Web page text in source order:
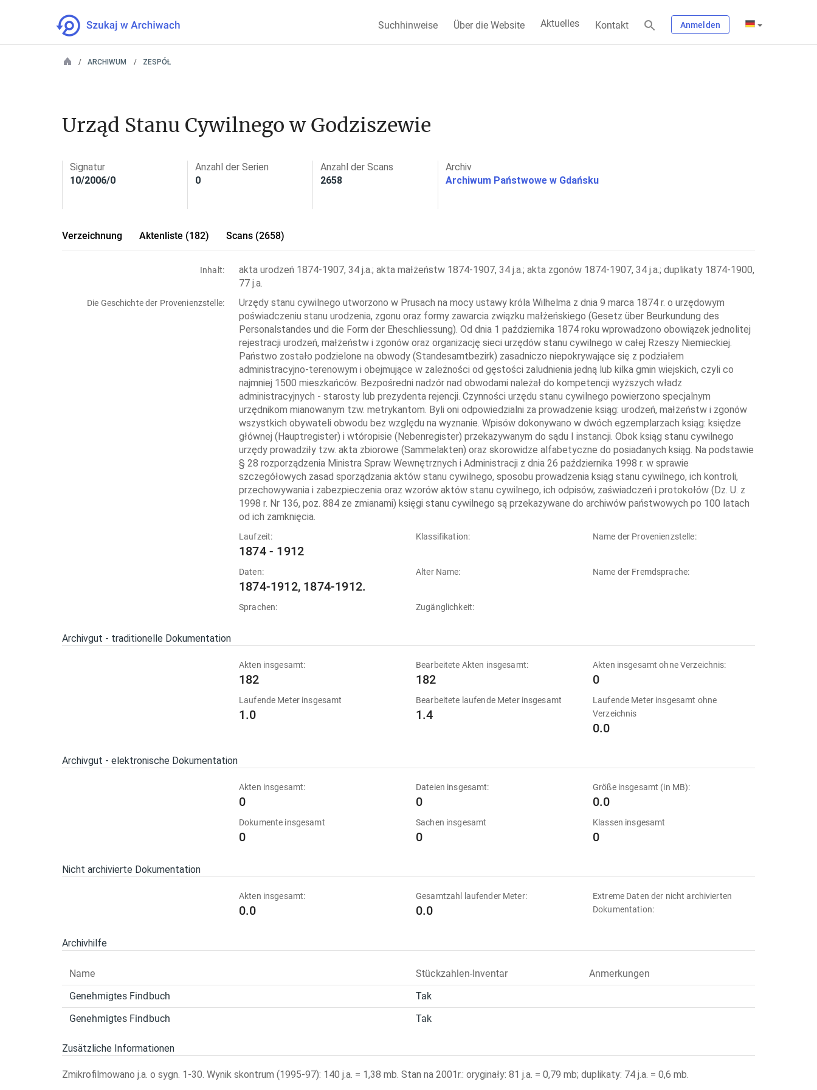
Suchhinweise Über die Website Aktuelles Kontakt Anmelden
ARCHIWUM ZESPÓŁ
Urząd Stanu Cywilnego w Godziszewie
Signatur
10/2006/0
Anzahl der Serien
0
Anzahl der Scans
2658
Archiv
Archiwum Państwowe w Gdańsku
Verzeichnung Aktenliste (182) Scans (2658)
Inhalt:
akta urodzeń 1874-1907, 34 j.a.; akta małżeństw 1874-1907, 34 j.a.; akta zgonów 1874-1907, 34 j.a.; duplikaty 1874-1900,
77 j.a.
Die Geschichte der Provenienzstelle:
Urzędy stanu cywilnego utworzono w Prusach na mocy ustawy króla Wilhelma z dnia 9 marca 1874 r. o urzędowym
poświadczeniu stanu urodzenia, zgonu oraz formy zawarcia związku małżeńskiego (Gesetz über Beurkundung des
Personalstandes und die Form der Eheschliessung). Od dnia 1 października 1874 roku wprowadzono obowiązek jednolitej
rejestracji urodzeń, małżeństw i zgonów oraz organizację sieci urzędów stanu cywilnego w całej Rzeszy Niemieckiej.
Państwo zostało podzielone na obwody (Standesamtbezirk) zasadniczo niepokrywające się z podziałem
administracyjno-terenowym i obejmujące w zależności od gęstości zaludnienia jedną lub kilka gmin wiejskich, czyli co
najmniej 1500 mieszkańców. Bezpośredni nadzór nad obwodami należał do kompetencji wyższych władz
administracyjnych - starosty lub prezydenta rejencji. Czynności urzędu stanu cywilnego powierzono specjalnym
urzędnikom mianowanym tzw. metrykantom. Byli oni odpowiedzialni za prowadzenie ksiąg: urodzeń, małżeństw i zgonów
wszystkich obywateli obwodu bez względu na wyznanie. Wpisów dokonywano w dwóch egzemplarzach ksiąg: księdze
głównej (Hauptregister) i wtóropisie (Nebenregister) przekazywanym do sądu I instancji. Obok ksiąg stanu cywilnego
urzędy prowadziły tzw. akta zbiorowe (Sammelakten) oraz skorowidze alfabetyczne do posiadanych ksiąg. Na podstawie
§ 28 rozporządzenia Ministra Spraw Wewnętrznych i Administracji z dnia 26 października 1998 r. w sprawie
szczegółowych zasad sporządzania aktów stanu cywilnego, sposobu prowadzenia ksiąg stanu cywilnego, ich kontroli,
przechowywania i zabezpieczenia oraz wzorów aktów stanu cywilnego, ich odpisów, zaświadczeń i protokołów (Dz. U. z
1998 r. Nr 136, poz. 884 ze zmianami) księgi stanu cywilnego są przekazywane do archiwów państwowych po 100 latach
od ich zamknięcia.
Laufzeit:
1874 - 1912
Klassifikation: Name der Provenienzstelle:
Daten:
1874-1912, 1874-1912.
Alter Name: Name der Fremdsprache:
Sprachen: Zugänglichkeit:
Archivgut - traditionelle Dokumentation
Akten insgesamt:
182
Bearbeitete Akten insgesamt:
182
Akten insgesamt ohne Verzeichnis:
0
Laufende Meter insgesamt
1.0
Bearbeitete laufende Meter insgesamt
1.4
Laufende Meter insgesamt ohne
Verzeichnis
0.0
Archivgut - elektronische Dokumentation
Akten insgesamt:
0
Dateien insgesamt:
0
Größe insgesamt (in MB):
0.0
Dokumente insgesamt
0
Sachen insgesamt
0
Klassen insgesamt
0
Nicht archivierte Dokumentation
Akten insgesamt:
0.0
Gesamtzahl laufender Meter:
0.0
Extreme Daten der nicht archivierten
Dokumentation:
Archivhilfe
Name Stückzahlen-Inventar
Anmerkungen
Genehmigtes Findbuch
Tak
Genehmigtes Findbuch
Tak
Zusätzliche Informationen
Zmikrofilmowano j.a. o sygn. 1-30. Wynik skontrum (1995-97): 140 j.a. = 1,38 mb. Stan na 2001r.: oryginały: 81 j.a. = 0,79 mb; duplikaty: 74 j.a. = 0,6 mb.